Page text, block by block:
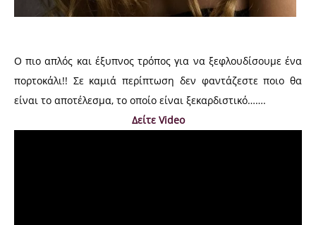
Ο πιο απλός και έξυπνος τρόπος για να ξεφλουδίσουμε ένα
πορτοκάλι!! Σε καμιά περίπτωση δεν φαντάζεστε ποιο θα
είναι το αποτέλεσμα, το οποίο είναι ξεκαρδιστικό…….
Δείτε Video